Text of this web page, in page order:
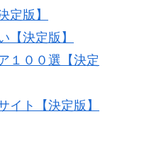
定版】
【決定版】
１００選【決定
イト【決定版】